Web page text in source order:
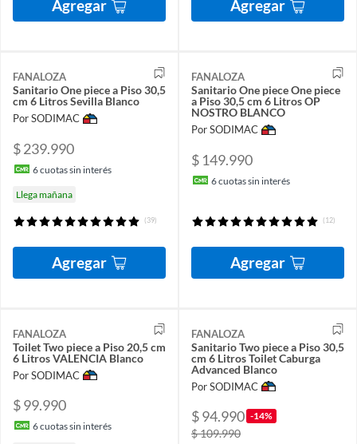
Agregar Agregar
FANALOZA
Sanitario One piece a Piso 30,5
cm 6 Litros Sevilla Blanco
Por SODIMAC
$ 239.990
6cuotas sin interés
Llega mañana
(39)
Agregar
FANALOZA
Sanitario One piece One piece
a Piso 30,5 cm 6 Litros OP
NOSTRO BLANCO
Por SODIMAC
$ 149.990
6cuotas sin interés
(12)
Agregar
FANALOZA
Toilet Two piece a Piso 20,5 cm
6 Litros VALENCIA Blanco
Por SODIMAC
$ 99.990
6cuotas sin interés
FANALOZA
Sanitario Two piece a Piso 30,5
cm 6 Litros Toilet Caburga
Advanced Blanco
Por SODIMAC
$ 94.990 -14%
$ 109.990